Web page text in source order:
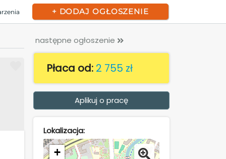
+ DODAJ OGŁOSZENIE
następne ogłoszenie
Płaca od: 2 755 zł
Aplikuj o pracę
Lokalizacja:
+